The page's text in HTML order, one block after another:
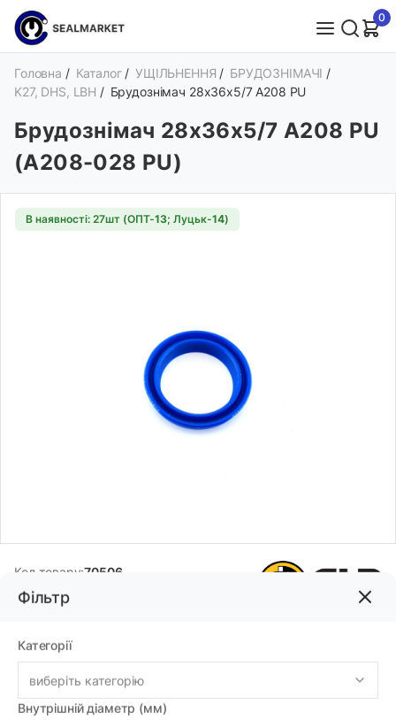
0
Фільтр
Категорії
виберіть категорію
Внутрішній діаметр (мм)
Головна / Каталог /УЩІЛЬНЕННЯ / БРУДОЗНІМАЧІ /
K27, DHS, LBH / Брудознімач 28х36х5/7 A208 PU
Брудознімач 28х36х5/7 A208 PU
(A208-028 PU)
В наявності: 27шт (ОПТ-13; Луцьк-14)
Код товару:70506
Бренд:ALP
88.62грн
- + В корзину